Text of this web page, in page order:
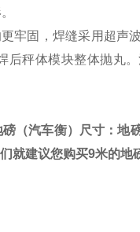
牢固，焊缝采用超声
秤体模块整体抛丸
（汽车衡）尺寸：地
就建议您购买9米的地